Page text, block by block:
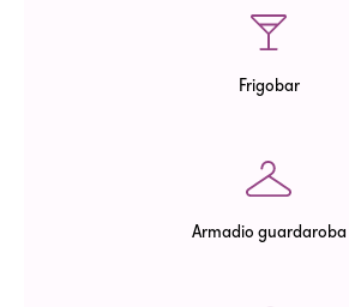
Frigobar
Armadio guardaroba